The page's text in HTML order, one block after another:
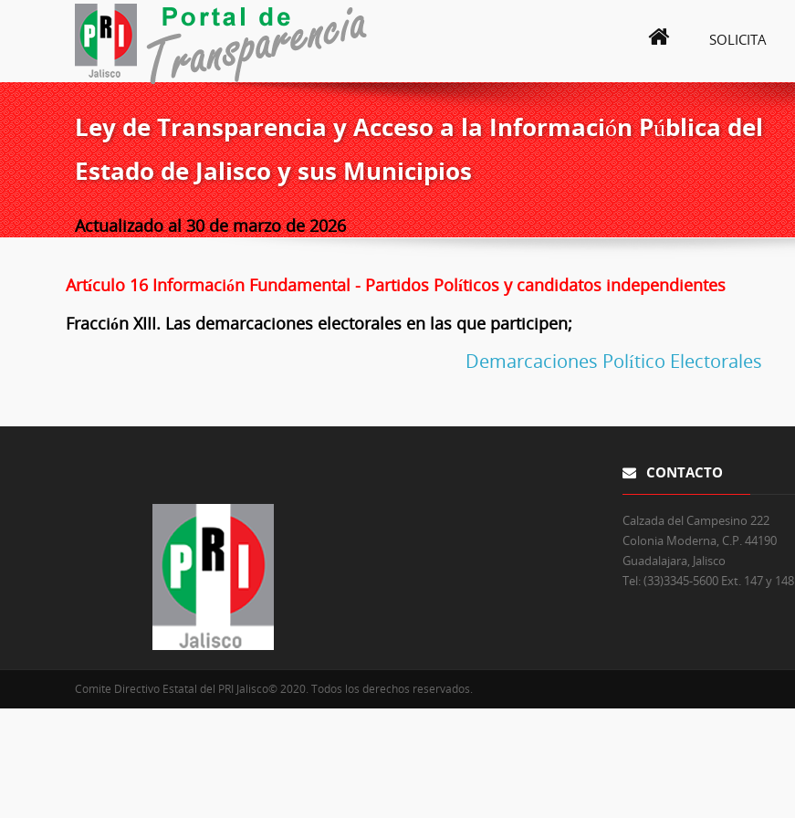
SOLICITA
Ley de Transparencia y Acceso a la Información Pública del
Estado de Jalisco y sus Municipios
Actualizado al 30 de marzo de 2026
Artículo 16 Información Fundamental - Partidos Políticos y candidatos independientes
Fracción XIII. Las demarcaciones electorales en las que participen;
Demarcaciones Político Electorales
CONTACTO
Calzada del Campesino 222
Colonia Moderna, C.P. 44190
Guadalajara, Jalisco
Tel:(33)3345-5600 Ext. 147 y 148
Comite Directivo Estatal del PRI Jalisco© 2020. Todos los derechos reservados.